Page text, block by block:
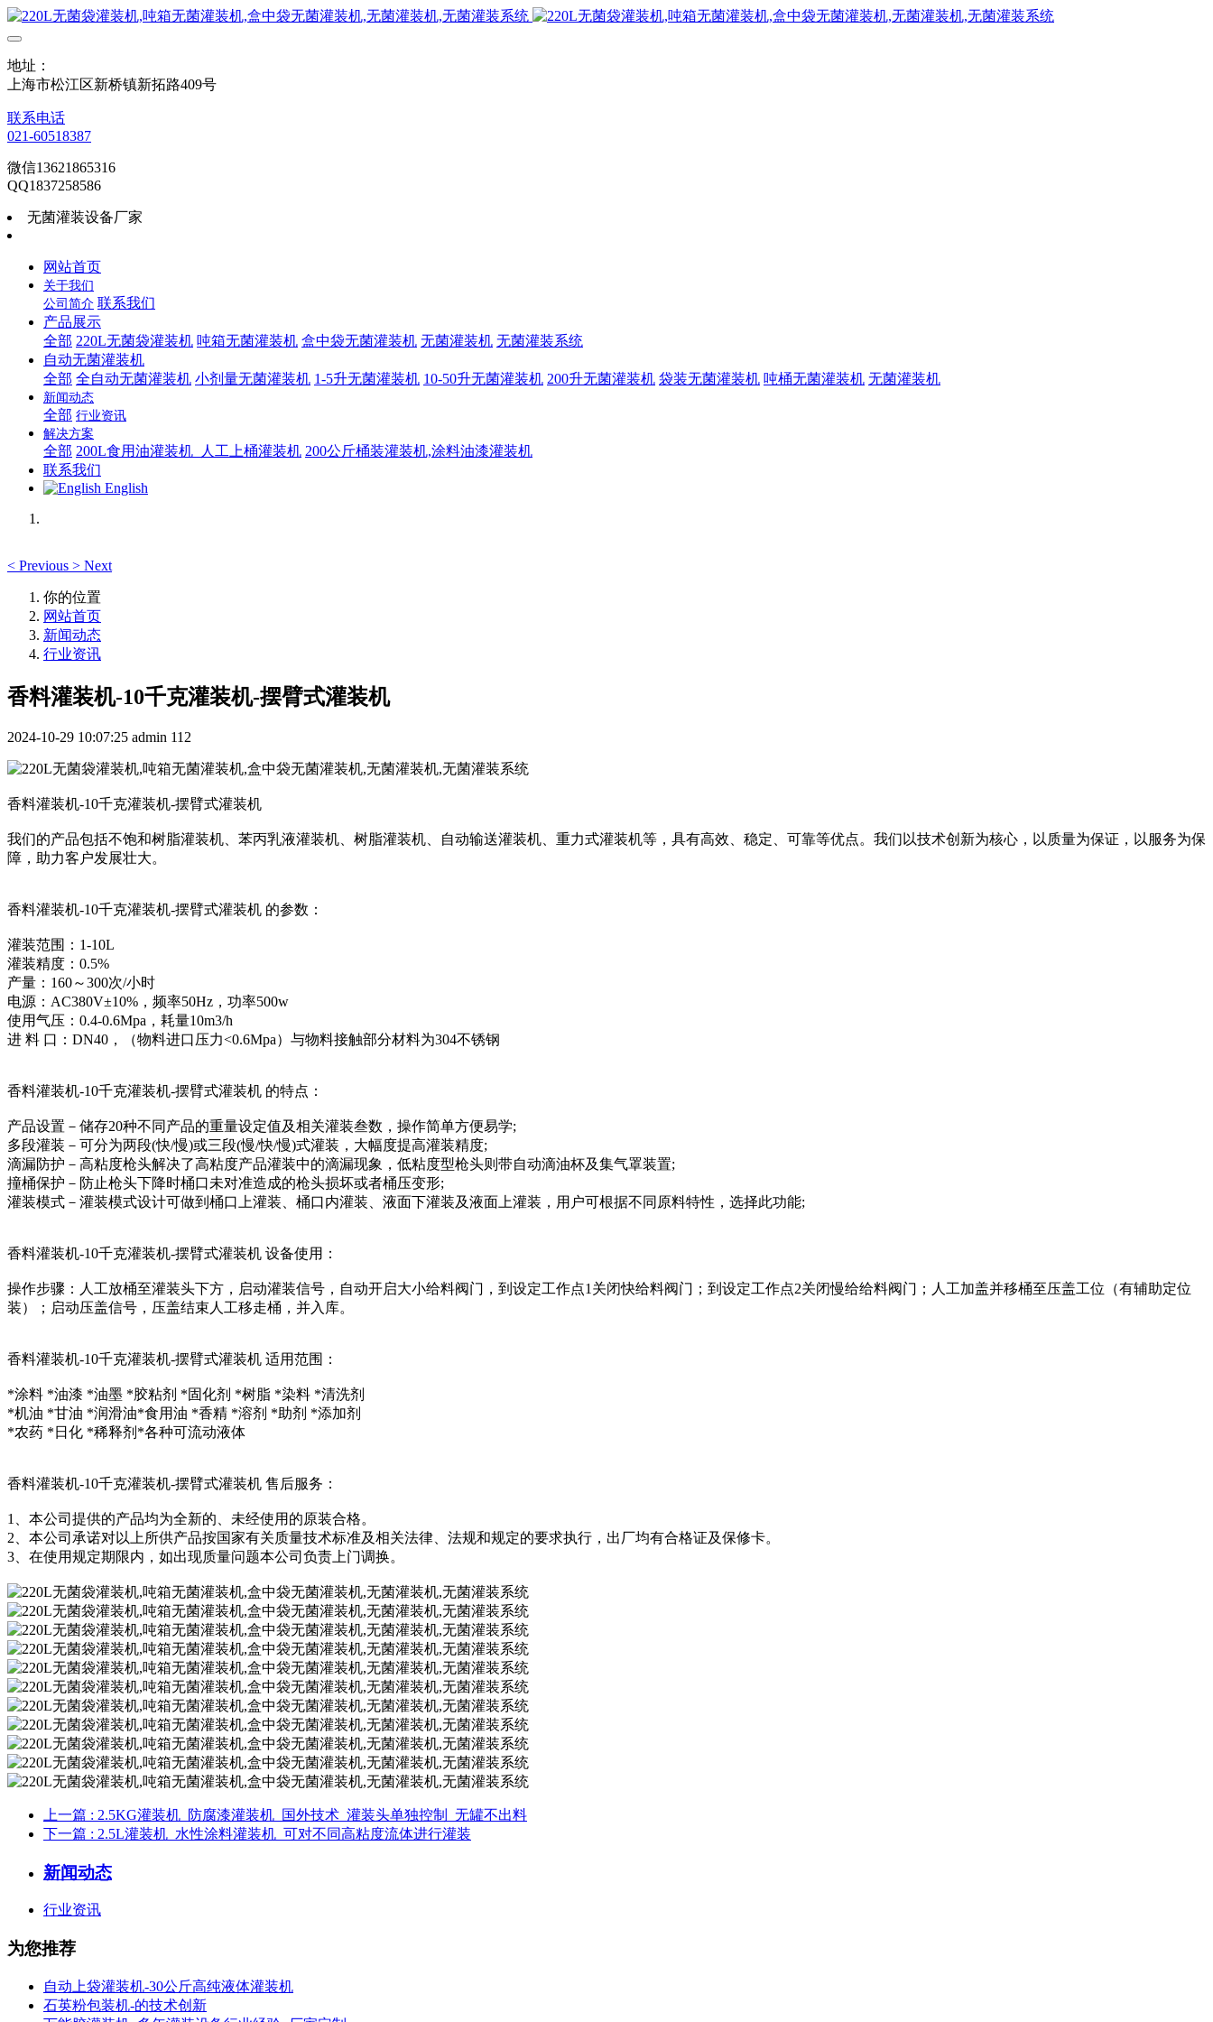
地址：
上海市松江区新桥镇新拓路409号
联系电话
021-60518387
微信13621865316
QQ1837258586
无菌灌装设备厂家
网站首页
关于我们
公司简介 联系我们
产品展示
全部 220L无菌袋灌装机 吨箱无菌灌装机 盒中袋无菌灌装机 无菌灌装机 无菌灌装系统
自动无菌灌装机
全部 全自动无菌灌装机 小剂量无菌灌装机 1-5升无菌灌装机 10-50升无菌灌装机 200升无菌灌装机 袋装无菌灌装机 吨桶无菌灌装机 无菌灌装机
新闻动态
全部 行业资讯
解决方案
全部 200L食用油灌装机_人工上桶灌装机 200公斤桶装灌装机,涂料油漆灌装机
联系我们
English
< Previous > Next
你的位置
网站首页
新闻动态
行业资讯
香料灌装机-10千克灌装机-摆臂式灌装机
2024-10-29 10:07:25 admin 112
香料灌装机-10千克灌装机-摆臂式灌装机
我们的产品包括不饱和树脂灌装机、苯丙乳液灌装机、树脂灌装机、自动输送灌装机、重力式灌装机等，具有高效、稳定、可靠等优点。我们以技术创新为核心，以质量为保证，以服务为保
障，助力客户发展壮大。
香料灌装机-10千克灌装机-摆臂式灌装机 的参数：
灌装范围：1-10L
灌装精度：0.5%
产量：160～300次/小时
电源：AC380V±10%，频率50Hz，功率500w
使用气压：0.4-0.6Mpa，耗量10m3/h
进 料 口：DN40，（物料进口压力<0.6Mpa）与物料接触部分材料为304不锈钢
香料灌装机-10千克灌装机-摆臂式灌装机 的特点：
产品设置－储存20种不同产品的重量设定值及相关灌装叁数，操作简单方便易学;
多段灌装－可分为两段(快/慢)或三段(慢/快/慢)式灌装，大幅度提高灌装精度;
滴漏防护－高粘度枪头解决了高粘度产品灌装中的滴漏现象，低粘度型枪头则带自动滴油杯及集气罩装置;
撞桶保护－防止枪头下降时桶口未对准造成的枪头损坏或者桶压变形;
灌装模式－灌装模式设计可做到桶口上灌装、桶口内灌装、液面下灌装及液面上灌装，用户可根据不同原料特性，选择此功能;
香料灌装机-10千克灌装机-摆臂式灌装机 设备使用：
操作步骤：人工放桶至灌装头下方，启动灌装信号，自动开启大小给料阀门，到设定工作点1关闭快给料阀门；到设定工作点2关闭慢给给料阀门；人工加盖并移桶至压盖工位（有辅助定位
装）；启动压盖信号，压盖结束人工移走桶，并入库。
香料灌装机-10千克灌装机-摆臂式灌装机 适用范围：
*涂料 *油漆 *油墨 *胶粘剂 *固化剂 *树脂 *染料 *清洗剂
*机油 *甘油 *润滑油*食用油 *香精 *溶剂 *助剂 *添加剂
*农药 *日化 *稀释剂*各种可流动液体
香料灌装机-10千克灌装机-摆臂式灌装机 售后服务：
1、本公司提供的产品均为全新的、未经使用的原装合格。
2、本公司承诺对以上所供产品按国家有关质量技术标准及相关法律、法规和规定的要求执行，出厂均有合格证及保修卡。
3、在使用规定期限内，如出现质量问题本公司负责上门调换。
上一篇 : 2.5KG灌装机_防腐漆灌装机_国外技术_灌装头单独控制_无罐不出料
下一篇 : 2.5L灌装机_水性涂料灌装机_可对不同高粘度流体进行灌装
新闻动态
行业资讯
为您推荐
自动上袋灌装机-30公斤高纯液体灌装机
石英粉包装机-的技术创新